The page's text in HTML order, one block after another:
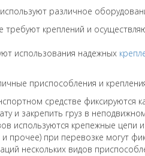
различное
требуют креплений и
использования надежных
приспособления и
средстве фиксируются
и закрепить груз в
используются крепежные цепи и
прочее) при перевозке могут
нескольких видов